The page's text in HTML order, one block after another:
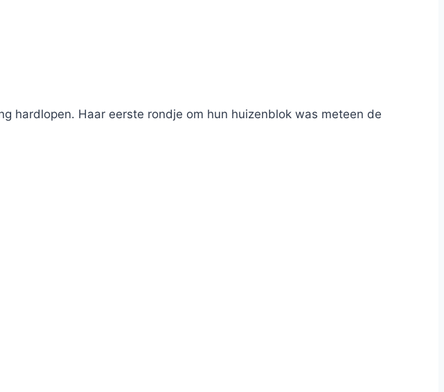
hardlopen. Haar eerste rondje om hun huizenblok was meteen de